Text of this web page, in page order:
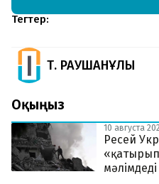
Тегтер:
Т. РАУШАНҰЛЫ
Оқыңыз
10 августа
Ресей
мәлімдеді